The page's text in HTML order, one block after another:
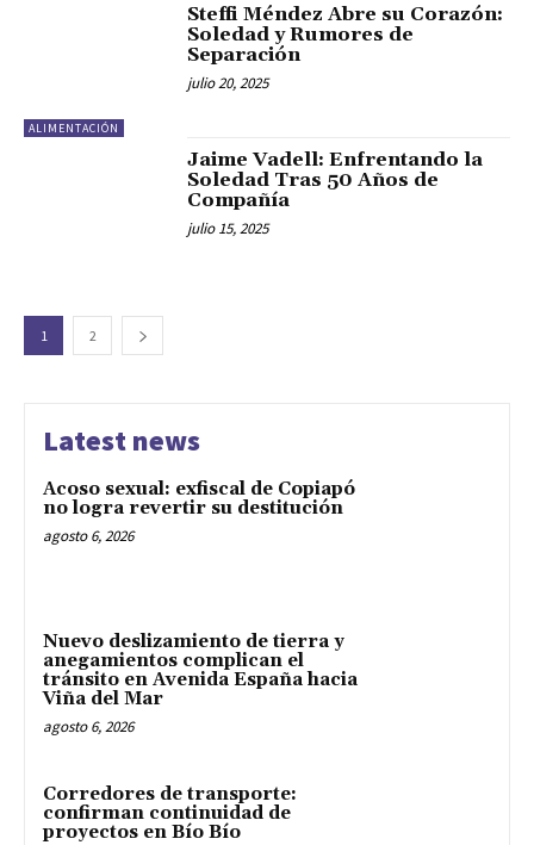
ALIMENTACIÓN
Steffi Méndez Abre su Corazón:
Soledad y Rumores de
Separación
julio 20, 2025
Jaime Vadell: Enfrentando la
Soledad Tras 50 Años de
Compañía
julio 15, 2025
1 2
Latest news
Acoso sexual: exfiscal de Copiapó
no logra revertir su destitución
agosto 6, 2026
Nuevo deslizamiento de tierra y
anegamientos complican el
tránsito en Avenida España hacia
Viña del Mar
agosto 6, 2026
Corredores de transporte:
confirman continuidad de
proyectos en Bío Bío